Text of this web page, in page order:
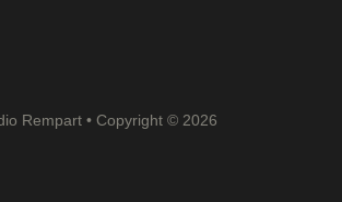
Rempart • Copyright © 2026